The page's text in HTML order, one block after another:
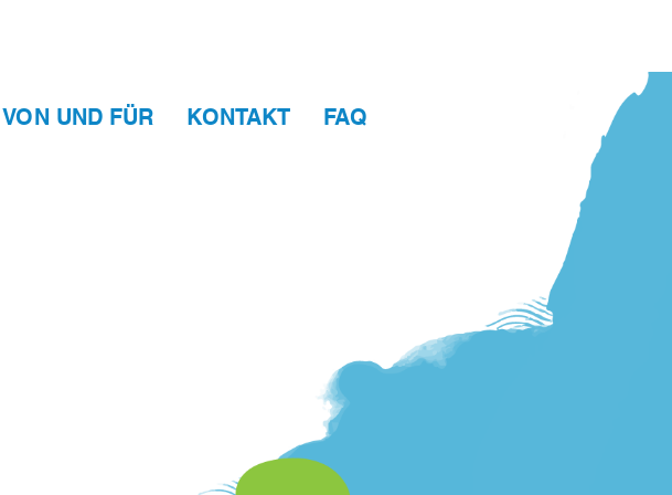
VON UND FÜR KONTAKT FAQ